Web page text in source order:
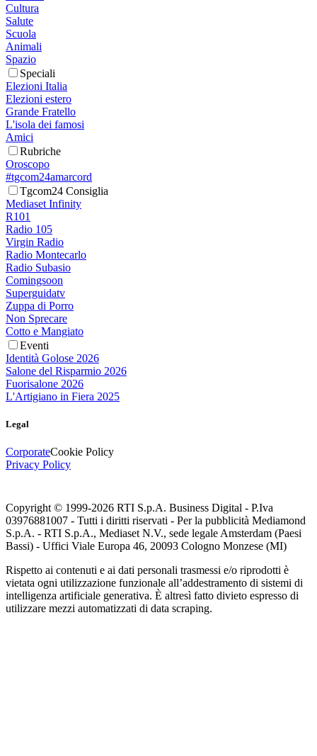
Cultura
Salute
Scuola
Animali
Spazio
Speciali
Elezioni Italia
Elezioni estero
Grande Fratello
L'isola dei famosi
Amici
Rubriche
Oroscopo
#tgcom24amarcord
Tgcom24 Consiglia
Mediaset Infinity
R101
Radio 105
Virgin Radio
Radio Montecarlo
Radio Subasio
Comingsoon
Superguidatv
Zuppa di Porro
Non Sprecare
Cotto e Mangiato
Eventi
Identità Golose 2026
Salone del Risparmio 2026
Fuorisalone 2026
L'Artigiano in Fiera 2025
Legal
CorporateCookie Policy
Privacy Policy
Copyright © 1999-2026 RTI S.p.A. Business Digital - P.Iva
03976881007 - Tutti i diritti riservati - Per la pubblicità Mediamond
S.p.A. - RTI S.p.A., Mediaset N.V., sede legale Amsterdam (Paesi
Bassi) - Uffici Viale Europa 46, 20093 Cologno Monzese (MI)
Rispetto ai contenuti e ai dati personali trasmessi e/o riprodotti è
vietata ogni utilizzazione funzionale all’addestramento di sistemi di
intelligenza artificiale generativa. È altresì fatto divieto espresso di
utilizzare mezzi automatizzati di data scraping.